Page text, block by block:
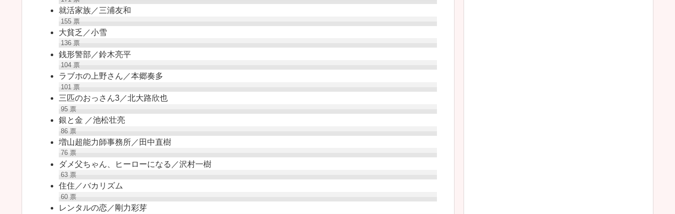
就活家族／三浦友和
155票
大貧乏／小雪
136票
銭形警部／鈴木亮平
104票
ラブホの上野さん／本郷奏多
101票
三匹のおっさん3／北大路欣也
95票
銀と金 ／池松壮亮
86票
増山超能力師事務所／田中直樹
76票
ダメ父ちゃん、ヒーローになる／沢村一樹
63票
住住／バカリズム
60票
レンタルの恋／剛力彩芽